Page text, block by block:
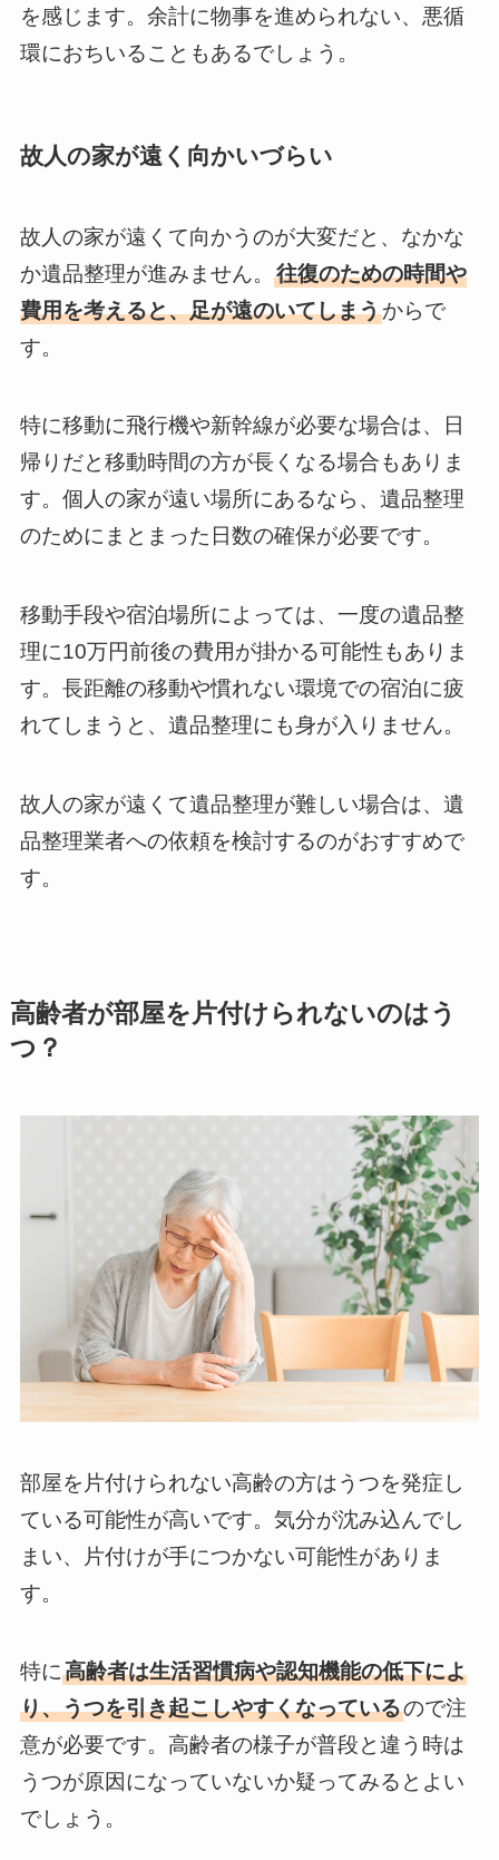
を感じます。余計に物事を進められない、悪循
環におちいることもあるでしょう。
故人の家が遠く向かいづらい
故人の家が遠くて向かうのが大変だと、なかな
か遺品整理が進みません。 往復のための時間や
費用を考えると、足が遠のいてしまうからで
す。
特に移動に飛行機や新幹線が必要な場合は、日
帰りだと移動時間の方が長くなる場合もありま
す。個人の家が遠い場所にあるなら、遺品整理
のためにまとまった日数の確保が必要です。
移動手段や宿泊場所によっては、一度の遺品整
理に10万円前後の費用が掛かる可能性もありま
す。長距離の移動や慣れない環境での宿泊に疲
れてしまうと、遺品整理にも身が入りません。
故人の家が遠くて遺品整理が難しい場合は、遺
品整理業者への依頼を検討するのがおすすめで
す。
高齢者が部屋を片付けられないのはう
つ？
部屋を片付けられない高齢の方はうつを発症し
ている可能性が高いです。気分が沈み込んでし
まい、片付けが手につかない可能性がありま
す。
特に高齢者は生活習慣病や認知機能の低下によ
り、うつを引き起こしやすくなっているので注
意が必要です。高齢者の様子が普段と違う時は
うつが原因になっていないか疑ってみるとよい
でしょう。